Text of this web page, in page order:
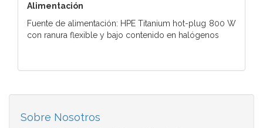
Alimentación
Fuente de alimentación: HPE Titanium hot-plug 800 W
con ranura flexible y bajo contenido en halógenos
Sobre Nosotros